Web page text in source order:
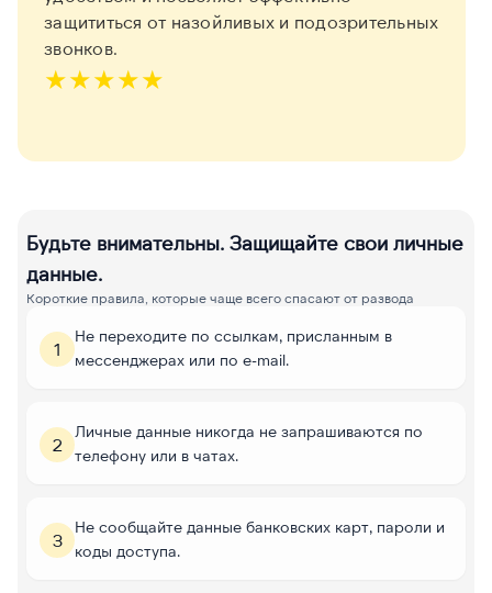
защититься от назойливых и подозрительных
звонков.
★★★★★
Будьте внимательны. Защищайте свои личные
данные.
Короткие правила, которые чаще всего спасают от развода
1
Не переходите по ссылкам, присланным в
мессенджерах или по e-mail.
2
Личные данные никогда не запрашиваются по
телефону или в чатах.
3
Не сообщайте данные банковских карт, пароли и
коды доступа.